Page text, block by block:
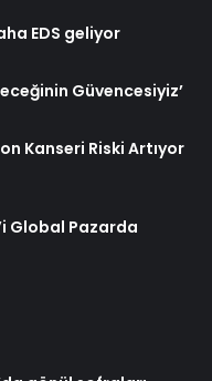
EDS geliyor
Güvencesiyiz’
Kanseri Riski Artıyor
Global Pazarda